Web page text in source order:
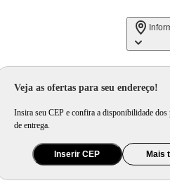
Veja as ofertas para seu endereço!
Insira seu CEP e confira a disponibilidade dos
de entrega.
Inserir CEP Mais